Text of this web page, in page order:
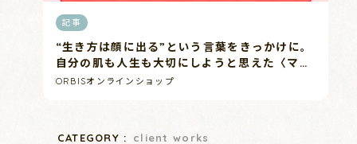
記事
“生き方は顔に出る”という言葉をきっかけに。
自分の肌も人生も大切にしようと思えた〈マ
イ・オルビス・ストーリーFile10〉 ｜マガジ
ORBISオンラインショップ
CATEGORY :
client works